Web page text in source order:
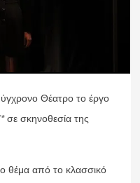
Θέατρο το έργο
σε σκηνοθεσία της
θέμα από το κλασσικό